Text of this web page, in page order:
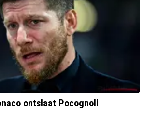
ontslaat Pocognoli